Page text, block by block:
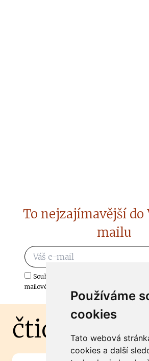
Používáme
cookies
Tato webová
cookies a další
To nejzajímavější do
mailu
Souhlasím s odběrem důležitých zpráv
mailové schránky.
čtidoma.cz